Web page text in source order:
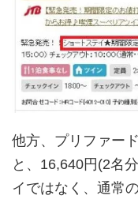
他方、プリファー
と、16,640円(2名
イではなく、通常